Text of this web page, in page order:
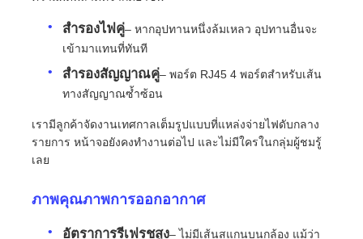
ขอทุน
จอแสดงผล LED ผนังวิดีโอ
หน้าจอแสดงผล LED
หน้าจอแสดงคอนเสิร์ต
สำรองไฟคู่– หากอุปทานหนึ่งล้มเหลว อุปทานอื่นจะ
เข้ามาแทนที่ทันที
สำรองสัญญาณคู่– พอร์ต RJ45 4 พอร์ตสำหรับเส้น
ทางสัญญาณซ้ำซ้อน
เรามีลูกค้าจัดงานเทศกาลเต็มรูปแบบที่แหล่งจ่ายไฟดับกลาง
รายการ หน้าจอยังคงทำงานต่อไป และไม่มีใครในกลุ่มผู้ชมรู้
เลย
ภาพคุณภาพการออกอากาศ
อัตราการรีเฟรชสูง– ไม่มีเส้นสแกนบนกล้อง แม้ว่า